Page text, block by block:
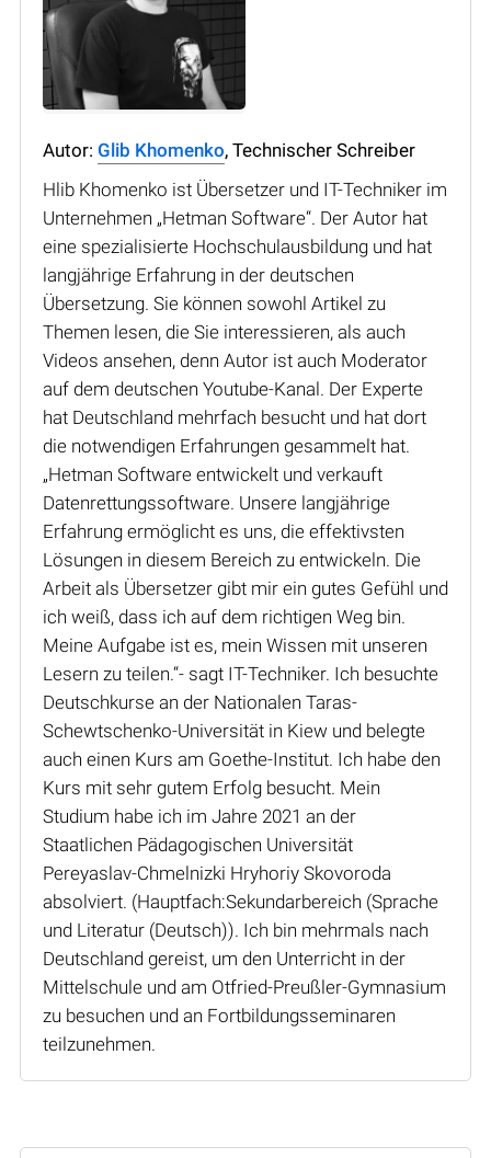
Autor: Glib Khomenko, Technischer Schreiber
Hlib Khomenko ist Übersetzer und IT-Techniker im
Unternehmen „Hetman Software“. Der Autor hat
eine spezialisierte Hochschulausbildung und hat
langjährige Erfahrung in der deutschen
Übersetzung. Sie können sowohl Artikel zu
Themen lesen, die Sie interessieren, als auch
Videos ansehen, denn Autor ist auch Moderator
auf dem deutschen Youtube-Kanal. Der Experte
hat Deutschland mehrfach besucht und hat dort
die notwendigen Erfahrungen gesammelt hat.
„Hetman Software entwickelt und verkauft
Datenrettungssoftware. Unsere langjährige
Erfahrung ermöglicht es uns, die effektivsten
Lösungen in diesem Bereich zu entwickeln. Die
Arbeit als Übersetzer gibt mir ein gutes Gefühl und
ich weiß, dass ich auf dem richtigen Weg bin.
Meine Aufgabe ist es, mein Wissen mit unseren
Lesern zu teilen.“- sagt IT-Techniker. Ich besuchte
Deutschkurse an der Nationalen Taras-
Schewtschenko-Universität in Kiew und belegte
auch einen Kurs am Goethe-Institut. Ich habe den
Kurs mit sehr gutem Erfolg besucht. Mein
Studium habe ich im Jahre 2021 an der
Staatlichen Pädagogischen Universität
Pereyaslav-Chmelnizki Hryhoriy Skovoroda
absolviert. (Hauptfach:Sekundarbereich (Sprache
und Literatur (Deutsch)). Ich bin mehrmals nach
Deutschland gereist, um den Unterricht in der
Mittelschule und am Otfried-Preußler-Gymnasium
zu besuchen und an Fortbildungsseminaren
teilzunehmen.